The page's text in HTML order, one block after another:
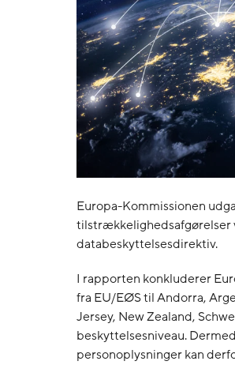
Europa-Kommissionen
databeskyttelsesdirektiv.
I rapporten konkluderer
fra EU/EØS til Andorra,
Jersey, New Zealand,
beskyttelsesniveau.
personoplysninger kan